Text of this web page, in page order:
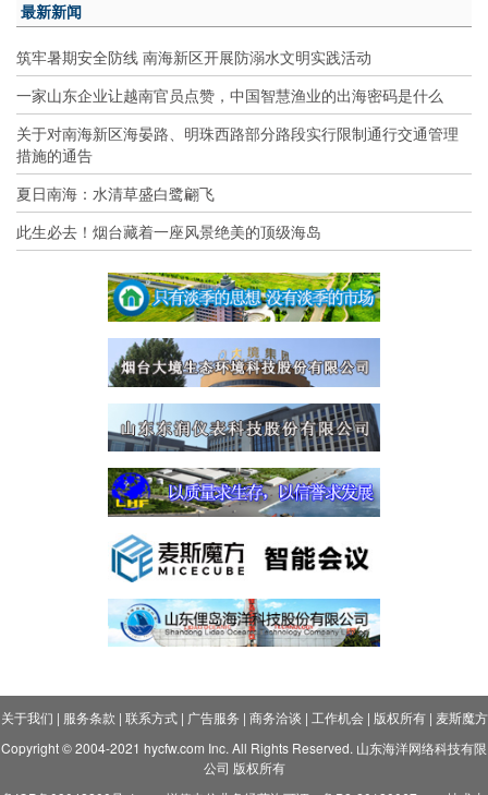
最新新闻
筑牢暑期安全防线 南海新区开展防溺水文明实践活动
一家山东企业让越南官员点赞，中国智慧渔业的出海密码是什么
关于对南海新区海晏路、明珠西路部分路段实行限制通行交通管理
措施的通告
夏日南海：水清草盛白鹭翩飞
此生必去！烟台藏着一座风景绝美的顶级海岛
关于我们 | 服务条款 | 联系方式| 广告服务 | 商务洽谈 | 工作机会| 版权所有| 麦斯魔方
Copyright © 2004-2021 hycfw.com Inc. All Rights Reserved. 山东海洋网络科技有限
公司 版权所有